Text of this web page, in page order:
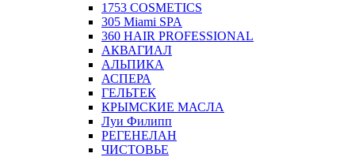
1753 COSMETICS
305 Miami SPA
360 HAIR PROFESSIONAL
АКВАГИАЛ
АЛЬПИКА
АСПЕРА
ГЕЛЬТЕК
КРЫМСКИЕ МАСЛА
Луи Филипп
РЕГЕНЕЛАН
ЧИСТОВЬЕ